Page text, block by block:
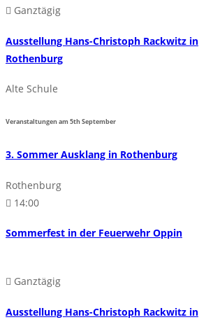
Ganztägig
Ausstellung Hans-Christoph Rackwitz in
Rothenburg
Alte Schule
Veranstaltungen am5thSeptember
3. Sommer Ausklang in Rothenburg
Rothenburg
14:00
Sommerfest in der Feuerwehr Oppin
Ganztägig
Ausstellung Hans-Christoph Rackwitz in